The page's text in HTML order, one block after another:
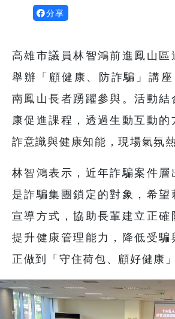
分享
高雄市議員林智鴻前進鳳山區
舉辦「顧健康、防詐騙」講
南鳳山長者踴躍參與。活動結
康促進課程，透過生動互動的
詐意識與健康知能，現場氣氛熱
林智鴻表示，近年詐騙案件層
是詐騙集團鎖定的對象，希望
宣導方式，協助長輩建立正確
提升健康管理能力，降低受騙
正做到「守住荷包、顧好健康」